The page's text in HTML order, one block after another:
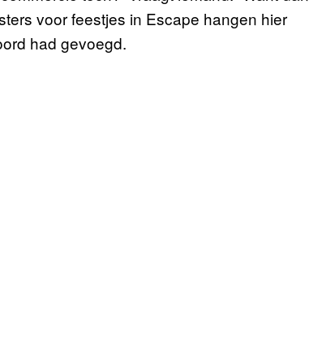
voor feestjes in Escape hangen hier
had gevoegd.